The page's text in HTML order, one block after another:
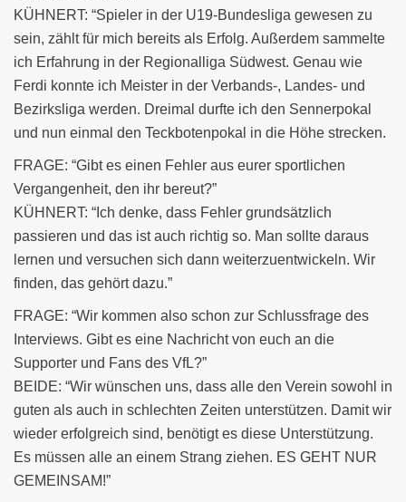
KÜHNERT: “Spieler in der U19-Bundesliga gewesen zu
sein, zählt für mich bereits als Erfolg. Außerdem sammelte
ich Erfahrung in der Regionalliga Südwest. Genau wie
Ferdi konnte ich Meister in der Verbands-, Landes- und
Bezirksliga werden. Dreimal durfte ich den Sennerpokal
und nun einmal den Teckbotenpokal in die Höhe strecken.
FRAGE: “Gibt es einen Fehler aus eurer sportlichen
Vergangenheit, den ihr bereut?”
KÜHNERT: “Ich denke, dass Fehler grundsätzlich
passieren und das ist auch richtig so. Man sollte daraus
lernen und versuchen sich dann weiterzuentwickeln. Wir
finden, das gehört dazu.”
FRAGE: “Wir kommen also schon zur Schlussfrage des
Interviews. Gibt es eine Nachricht von euch an die
Supporter und Fans des VfL?”
BEIDE: “Wir wünschen uns, dass alle den Verein sowohl in
guten als auch in schlechten Zeiten unterstützen. Damit wir
wieder erfolgreich sind, benötigt es diese Unterstützung.
Es müssen alle an einem Strang ziehen. ES GEHT NUR
GEMEINSAM!”